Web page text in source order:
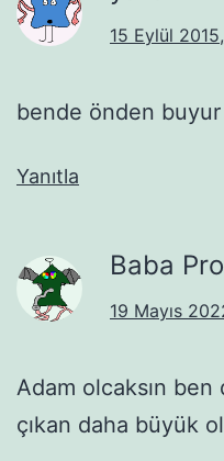
15 Eylül
bende önden
Yanıtla
Baba
19 Mayıs
Adam olcaksın
çıkan daha büyük